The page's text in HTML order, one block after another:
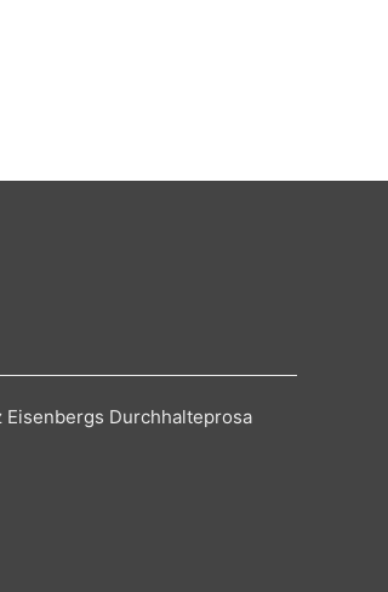
Eisenbergs Durchhalteprosa